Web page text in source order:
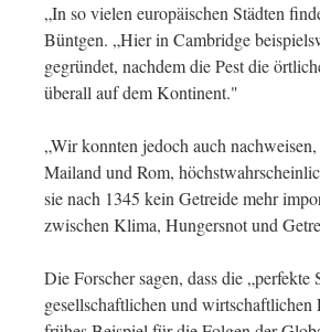
„In so vielen europäischen Städten
Büntgen. „Hier in Cambridge
gegründet, nachdem die Pest die
überall auf dem Kontinent."
„Wir konnten jedoch auch
Mailand und Rom,
sie nach 1345 kein Getreide mehr
zwischen Klima, Hungersnot und
Die Forscher sagen, dass die
gesellschaftlichen und